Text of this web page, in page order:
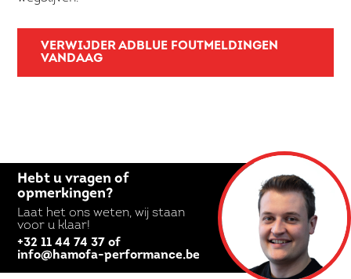
VERWIJDER ADBLUE FOUTMELDINGEN
VANDAAG
Hebt u vragen of
opmerkingen?
Laat het ons weten, wij staan
voor u klaar!
+32 11 44 74 37 of
info@hamofa-performance.be